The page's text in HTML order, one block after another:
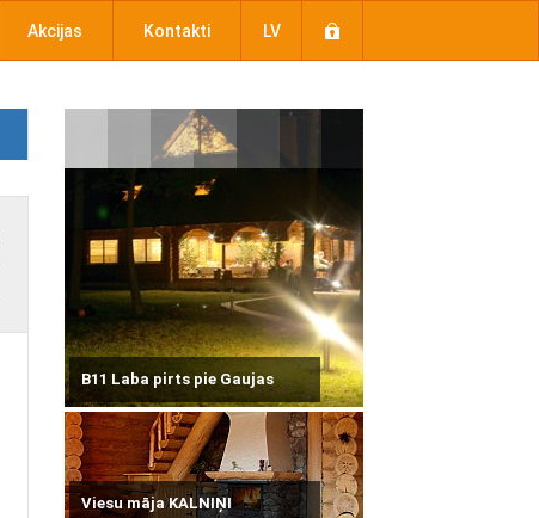
Akcijas Kontakti LV
B11 Laba pirts pie Gaujas
Viesu māja KALNIŅI